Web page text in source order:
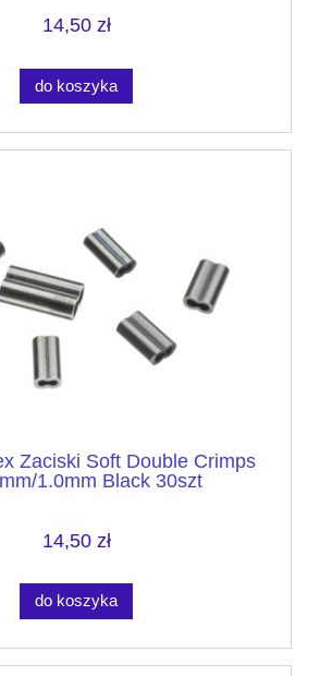
14,50 zł
do koszyka
Zaciski Soft Double Crimps
1.0mm Black 30szt
14,50 zł
do koszyka